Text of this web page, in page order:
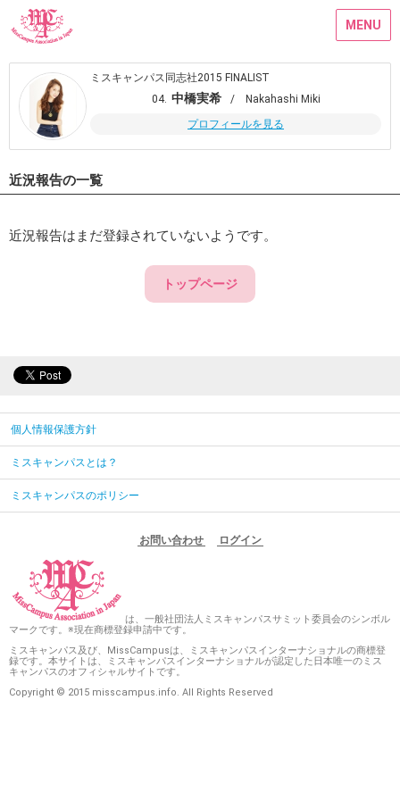
MENU
ミスキャンパス同志社2015 FINALIST
04. 中橋実希
/ Nakahashi Miki
プロフィールを見る
近況報告の一覧
近況報告はまだ登録されていないようです。
トップページ
個人情報保護方針
ミスキャンパスとは？
ミスキャンパスのポリシー
お問い合わせ ログイン
は、一般社団法人ミスキャンパスサミット委員会のシンボル
マークです。※現在商標登録申請中です。
ミスキャンパス及び、MissCampusは、ミスキャンパスインターナショナルの商標登
録です。本サイトは、ミスキャンパスインターナショナルが認定した日本唯一のミス
キャンパスのオフィシャルサイトです。
Copyright © 2015 misscampus.info. All Rights Reserved